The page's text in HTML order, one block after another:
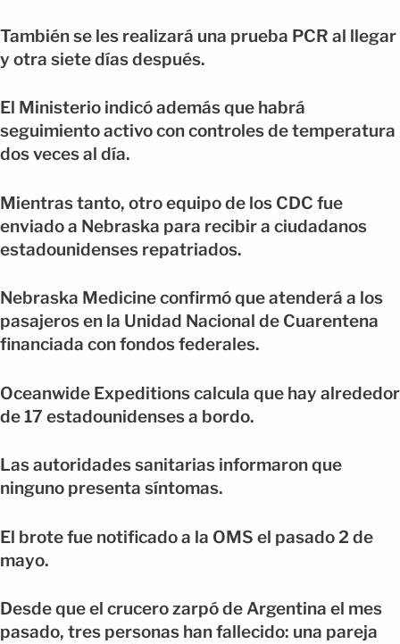
También se les realizará una prueba PCR al llegar
y otra siete días después.
El Ministerio indicó además que habrá
seguimiento activo con controles de temperatura
dos veces al día.
Mientras tanto, otro equipo de los CDC fue
enviado a Nebraska para recibir a ciudadanos
estadounidenses repatriados.
Nebraska Medicine confirmó que atenderá a los
pasajeros en la Unidad Nacional de Cuarentena
financiada con fondos federales.
Oceanwide Expeditions calcula que hay alrededor
de 17 estadounidenses a bordo.
Las autoridades sanitarias informaron que
ninguno presenta síntomas.
El brote fue notificado a la OMS el pasado 2 de
mayo.
Desde que el crucero zarpó de Argentina el mes
pasado, tres personas han fallecido: una pareja